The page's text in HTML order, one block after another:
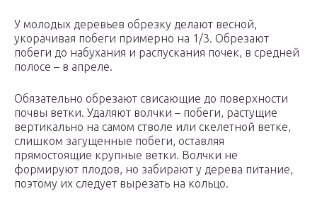
У молодых деревьев обрезку делают весной,
укорачивая побеги примерно на 1/3. Обрезают
побеги до набухания и распускания почек, в средней
полосе – в апреле.
Обязательно обрезают свисающие до поверхности
почвы ветки. Удаляют волчки – побеги, растущие
вертикально на самом стволе или скелетной ветке,
слишком загущенные побеги, оставляя
прямостоящие крупные ветки. Волчки не
формируют плодов, но забирают у дерева питание,
поэтому их следует вырезать на кольцо.